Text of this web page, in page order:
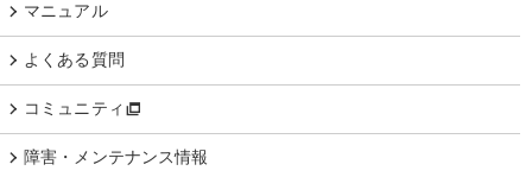
マニュアル
よくある質問
コミュニティ
障害・メンテナンス情報